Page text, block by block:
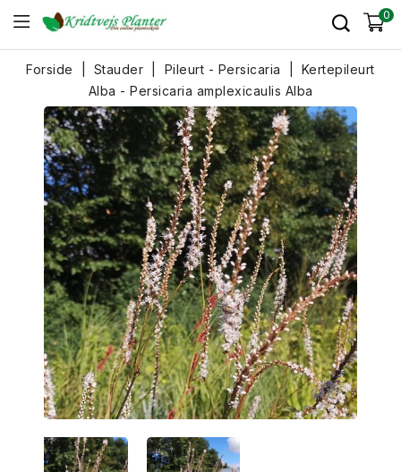
0
Forside Stauder Pileurt - Persicaria
Kertepileurt
Alba - Persicaria amplexicaulis Alba